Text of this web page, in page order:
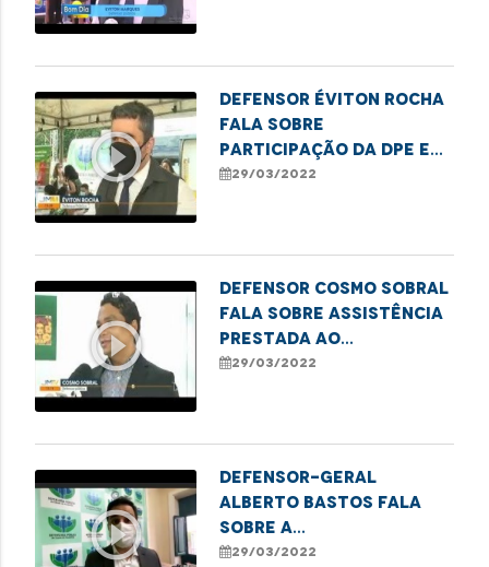
play_circle_outline
Defensor Éviton Rocha
fala sobre
participação da DPE em
ação social realizada
29/03/2022
play_circle_outline
Defensor Cosmo Sobral
fala sobre assistência
prestada ao
adolescente que
29/03/2022
play_circle_outline
Defensor-geral
Alberto Bastos fala
sobre a
obrigatoriedade da
29/03/2022